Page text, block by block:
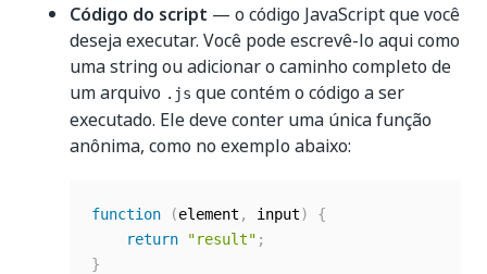
Código do script — o código JavaScript que você
deseja executar. Você pode escrevê-lo aqui como
uma string ou adicionar o caminho completo de
um arquivo .js que contém o código a ser
executado. Ele deve conter uma única função
anônima, como no exemplo abaixo:
function (element , input)
{
return
"result" ;
}